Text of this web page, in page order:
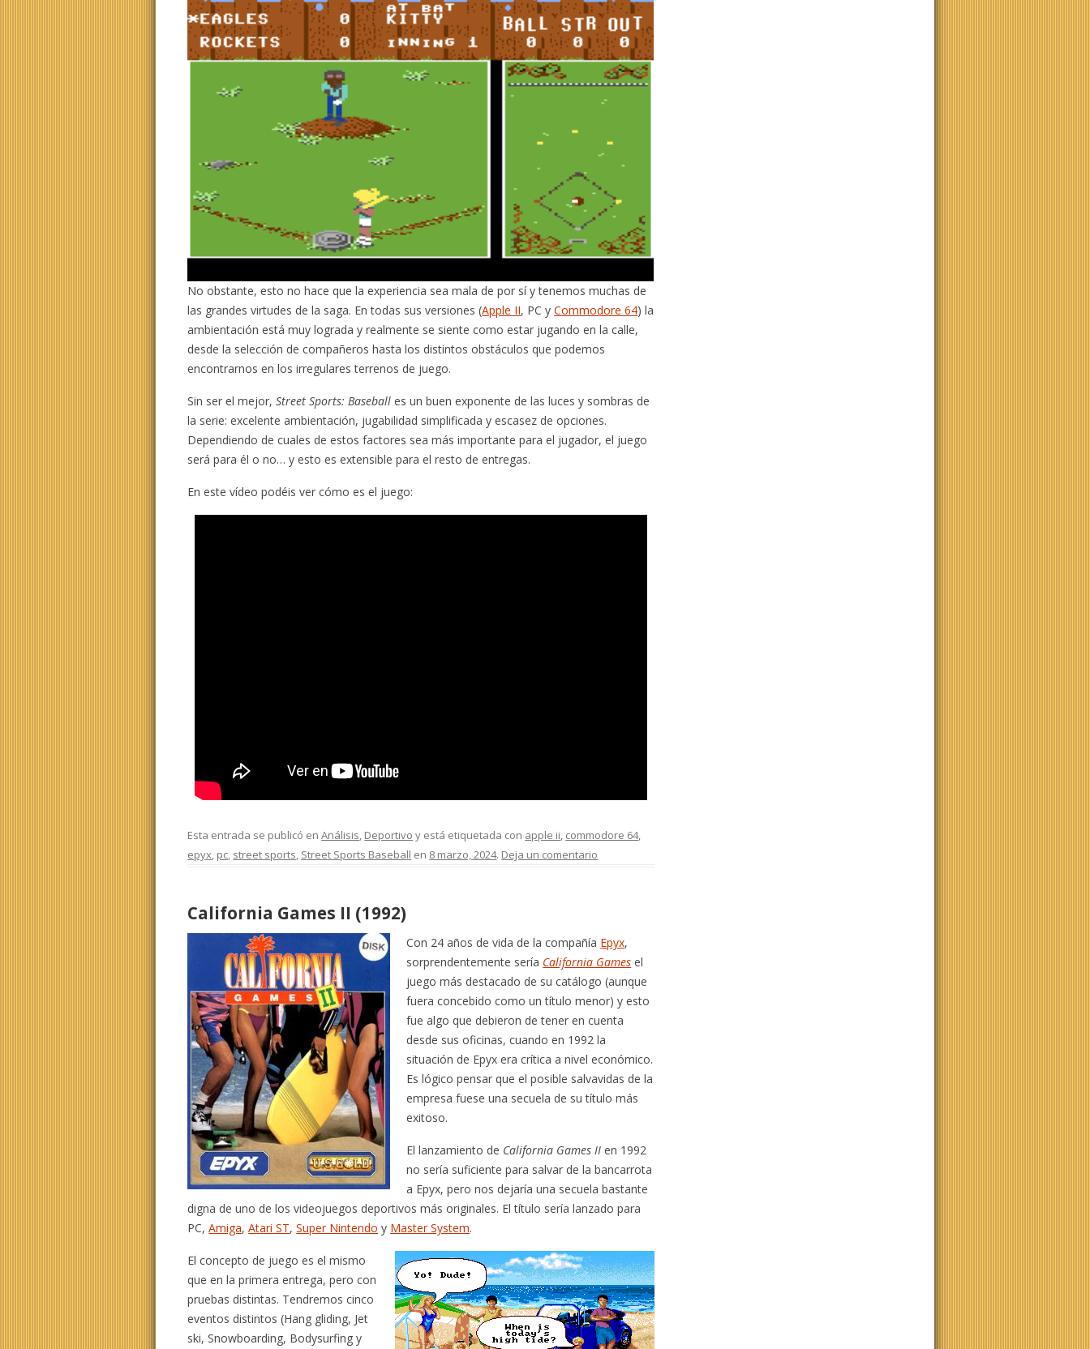
No obstante, esto no hace que la experiencia sea mala de por sí y tenemos muchas de
las grandes virtudes de la saga. En todas sus versiones (Apple II, PC yCommodore 64) la
ambientación está muy lograda y realmente se siente como estar jugando en la calle,
desde la selección de compañeros hasta los distintos obstáculos que podemos
encontrarnos en los irregulares terrenos de juego.
Sin ser el mejor,Street Sports: Baseball es un buen exponente de las luces y sombras de
la serie: excelente ambientación, jugabilidad simplificada y escasez de opciones.
Dependiendo de cuales de estos factores sea más importante para el jugador, el juego
será para él o no… y esto es extensible para el resto de entregas.
En este vídeo podéis ver cómo es el juego:
Esta entrada se publicó enAnálisis, Deportivo y está etiquetada con apple ii, commodore 64,
epyx, pc, street sports, Street Sports Baseball en 8 marzo, 2024. Deja un comentario
California Games II (1992)
Con 24 años de vida de la compañía Epyx,
sorprendentemente sería California Games el
juego más destacado de su catálogo (aunque
fuera concebido como un título menor) y esto
fue algo que debieron de tener en cuenta
desde sus oficinas, cuando en 1992 la
situación de Epyx era crítica a nivel económico.
Es lógico pensar que el posible salvavidas de la
empresa fuese una secuela de su título más
exitoso.
El lanzamiento de California Games II en 1992
no sería suficiente para salvar de la bancarrota
a Epyx, pero nos dejaría una secuela bastante
digna de uno de los videojuegos deportivos más originales. El título sería lanzado para
PC,Amiga,Atari ST,Super Nintendo y Master System.
El concepto de juego es el mismo
que en la primera entrega, pero con
pruebas distintas. Tendremos cinco
eventos distintos (Hang gliding, Jet
ski, Snowboarding, Bodysurfing y